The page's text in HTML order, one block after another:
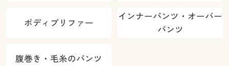
ボディブリファー
インナーパンツ・オーバー
パンツ
腹巻き・毛糸のパンツ